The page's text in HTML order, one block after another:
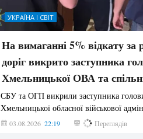
УКРАЇНА І СВІТ
На вимаганні 5% відкату за
доріг викрито заступника
Хмельницької ОВА та
СБУ та ОГП викрили заступника
Хмельницької обласної військової
03.08.2026 22:19 887 Переглядів